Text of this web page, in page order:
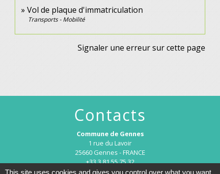
Vol de plaque d'immatriculation
Transports - Mobilité
Signaler une erreur sur cette page
Contacts
Commune de Gennes
1 rue du Lavoir
25660 Gennes - FRANCE
+33 3 81 55 75 32
This site uses cookies and gives you control over what you want